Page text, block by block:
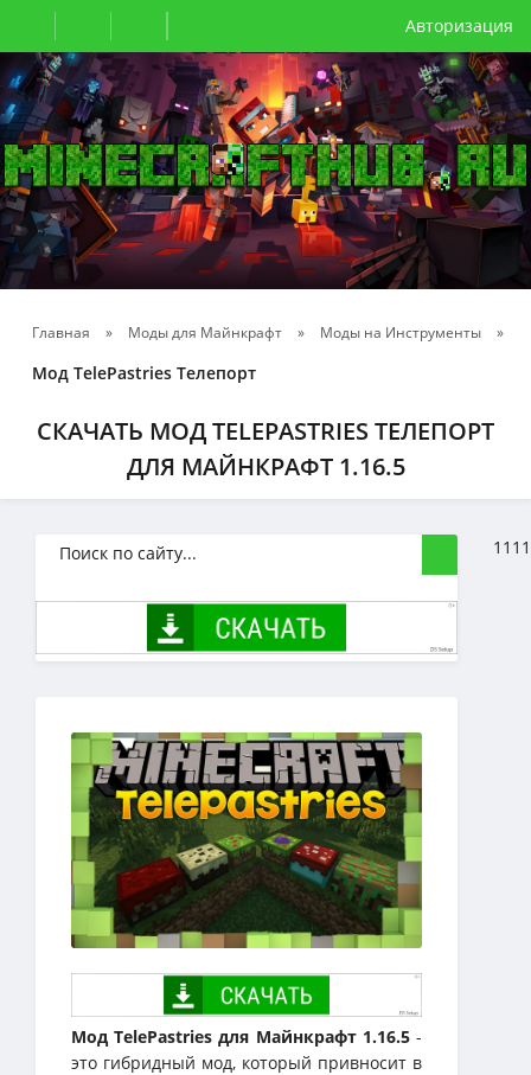
Авторизация
Главная » Моды для Майнкрафт » Моды на Инструменты »
Мод TelePastries Телепорт
СКАЧАТЬ МОД TELEPASTRIES ТЕЛЕПОРТ
ДЛЯ МАЙНКРАФТ 1.16.5
Мод TelePastries для Майнкрафт 1.16.5-
это гибридный мод, который привносит в
1111